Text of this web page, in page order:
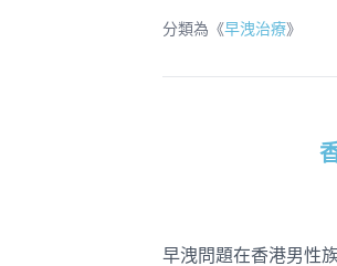
分類為《早洩治療》
早洩問題在香港男性